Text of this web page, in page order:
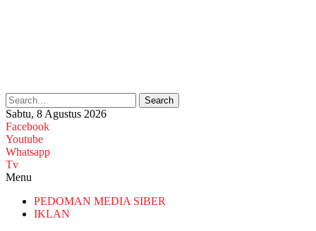
Search
Sabtu, 8 Agustus 2026
Facebook
Youtube
Whatsapp
Tv
Menu
PEDOMAN MEDIA SIBER
IKLAN